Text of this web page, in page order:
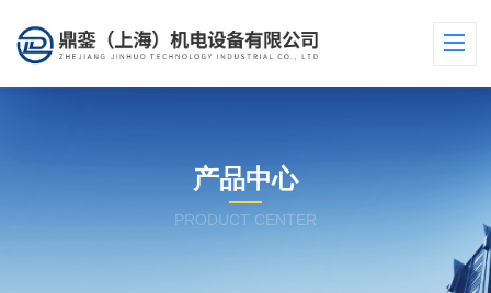
产品中心
PRODUCT CENTER